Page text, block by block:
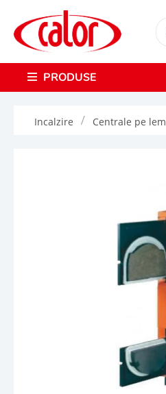
PRODUSE
Incalzire Centrale pe